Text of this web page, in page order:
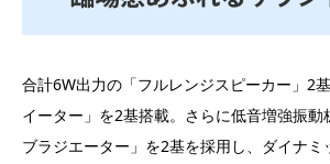
合計6W出力の「フルレンジスピーカー」2
イーター」を2基搭載。さらに低音増強振動
ブラジエーター」を2基を採用し、ダイナミ